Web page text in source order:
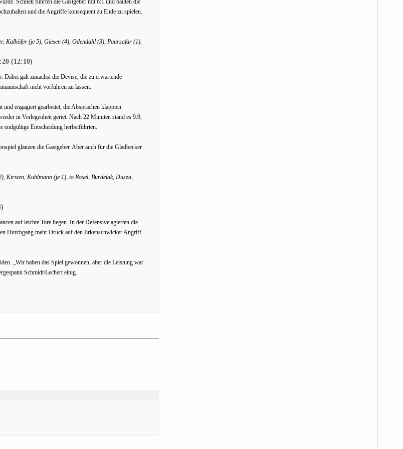
Schnell führten die Gastgeber mit 6:1 und bauten die
und die Angriffe konsequent zu Ende zu spielen.
Kalhöfer (je 5), Giesen (4), Odendahl (3), Poursafar (1).
(12:10)
galt zunächst die Devise, die zu erwartende
nicht vorführen zu lassen.
engagiert gearbeitet, die Absprachen klappten
in Verlegenheit geriet. Nach 22 Minuten stand es 9:9,
endgültige Entscheidung herbeiführten.
glänzen die Gastgeber. Aber auch für die Gladbecker
Kirsten, Kuhlmann (je 1), to Roxel, Burdelak, Dusza,
auf leichte Tore liegen. In der Defensive agierten die
Durchgang mehr Druck auf den Erkenschwicker Angriff
„Wir haben das Spiel gewonnen, aber die Leistung war
Schmidt/Lechert einig.